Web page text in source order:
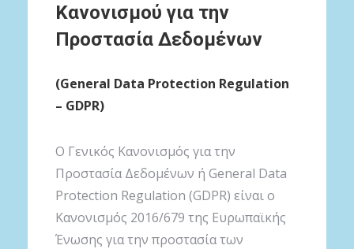
Κανονισμού για την
Προστασία Δεδομένων
(General Data Protection Regulation
– GDPR)
O Γενικός Κανονισμός για την
Προστασία Δεδομένων ή General Data
Protection Regulation (GDPR) είναι ο
Κανονισμός 2016/679 της Ευρωπαϊκής
Ένωσης για την προστασία των